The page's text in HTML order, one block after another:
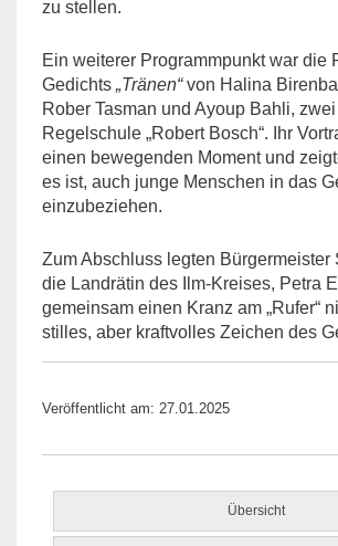
zu stellen.
Ein weiterer Programmpunkt war die
Gedichts „Tränen“von Halina
Rober Tasman und Ayoup Bahli,
Regelschule „Robert Bosch“. Ihr
einen bewegenden Moment und
es ist, auch junge Menschen in das
einzubeziehen.
Zum Abschluss legten Bürgermeister
die Landrätin des Ilm-Kreises, Petra
gemeinsam einen Kranz am „Rufer“
stilles, aber kraftvolles Zeichen des
Veröffentlicht am: 27.01.2025
Übersicht